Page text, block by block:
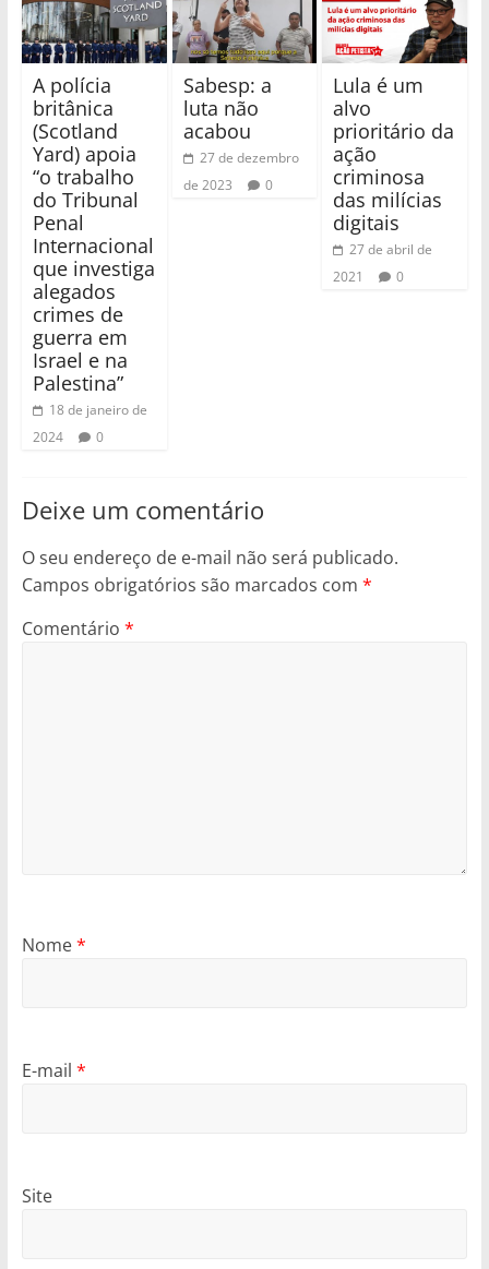
A polícia
britânica
(Scotland
Yard) apoia
“o trabalho
do Tribunal
Penal
Internacional
que investiga
alegados
crimes de
guerra em
Israel e na
Palestina”
18 de janeiro de
2024
0
Sabesp: a
luta não
acabou
27 de dezembro
de 2023
0
Lula é um
alvo
prioritário da
ação
criminosa
das milícias
digitais
27 de abril de
2021
0
Deixe um comentário
O seu endereço de e-mail não será publicado.
Campos obrigatórios são marcados com *
Comentário *
Nome*
E-mail *
Site